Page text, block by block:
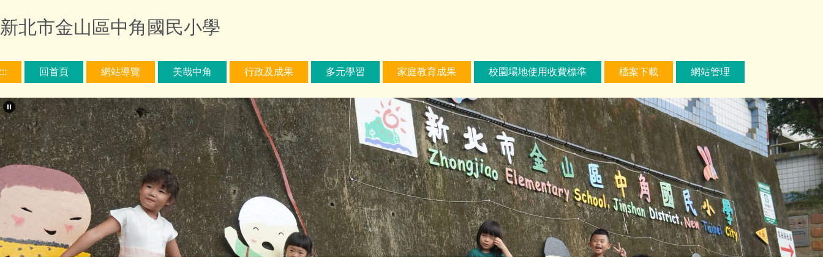
到
主
內
容
區
新北市金山區中角國民小學
::: 回首頁 網站導覽 美哉中角 行政及成果 多元學習 家庭教育成果 校園場地使用收費標準 檔案下載 網站管理